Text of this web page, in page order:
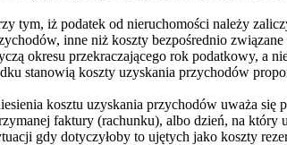
tym, iż podatek od nieruchomości należy
inne niż koszty bezpośrednio
okresu przekraczającego rok podatkowy, a
stanowią koszty uzyskania przychodów
kosztu uzyskania przychodów uważa
faktury (rachunku), albo dzień, na
gdy dotyczyłoby to ujętych jako koszty